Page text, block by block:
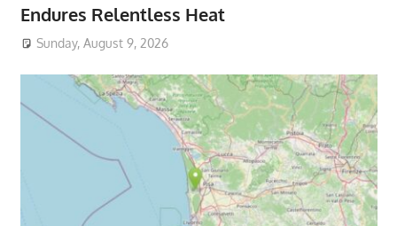
Endures Relentless Heat
Sunday, August 9, 2026